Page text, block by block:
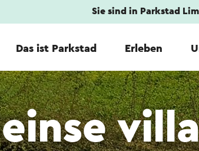
Sie sind in Parkstad
Das ist Parkstad Erleben